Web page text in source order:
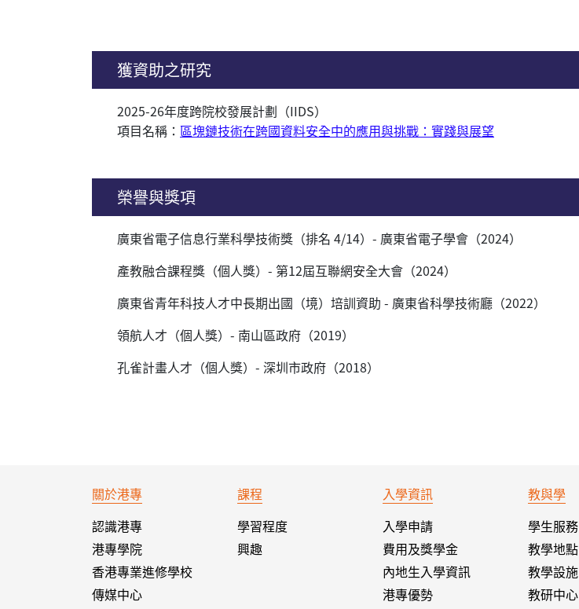
獲資助之研究
2025-26年度跨院校發展計劃（IIDS）
項目名稱： 區塊鏈技術在跨國資料安全中的應用與挑戰：實踐與展望
榮譽與獎項
廣東省電子信息行業科學技術獎（排名 4/14）- 廣東省電子學會（2024）
產教融合課程獎（個人獎）- 第12屆互聯網安全大會（2024）
廣東省青年科技人才中長期出國（境）培訓資助 - 廣東省科學技術廳（2022）
領航人才（個人獎）- 南山區政府（2019）
孔雀計畫人才（個人獎）- 深圳市政府（2018）
關於港專
認識港專
港專學院
香港專業進修學校
傳媒中心
課程
學習程度
興趣
入學資訊
入學申請
費用及獎學金
內地生入學資訊
港專優勢
教與學
學生服務
教學地點
教學設施
教研中心